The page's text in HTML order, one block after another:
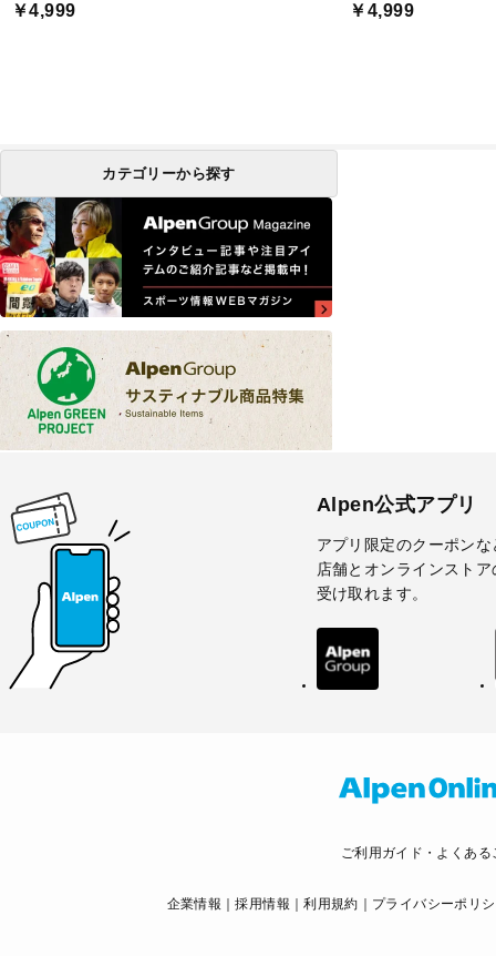
￥4,999 ￥4,999
カテゴリーから探す
Alpen公式アプリ
アプリ限定のクーポンな
店舗とオンラインスト
受け取れます。
ご利用ガイド・よくある
企業情報 採用情報 利用規約 プライバシーポリ